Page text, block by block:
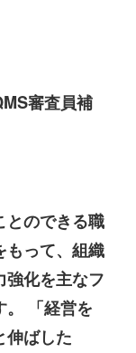
審査員補
とのできる職
もって、組織
強化を主なフ
。 「経営を
伸ばした